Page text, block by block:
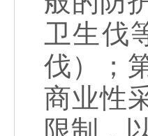
卫生伐
伐）；
商业性